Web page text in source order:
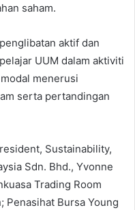
saham.
aktif dan
UUM dalam aktiviti
menerusi
serta pertandingan
Sustainability,
Sdn. Bhd., Yvonne
Trading Room
Penasihat Bursa Young